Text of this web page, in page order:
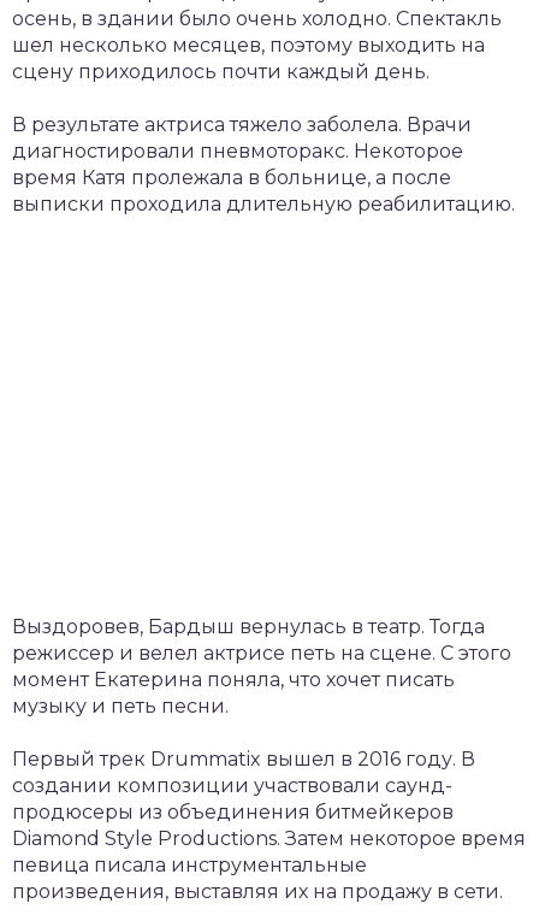
осень, в здании было очень холодно. Спектакль
шел несколько месяцев, поэтому выходить на
сцену приходилось почти каждый день.
В результате актриса тяжело заболела. Врачи
диагностировали пневмоторакс. Некоторое
время Катя пролежала в больнице, а после
выписки проходила длительную реабилитацию.
Выздоровев, Бардыш вернулась в театр. Тогда
режиссер и велел актрисе петь на сцене. С этого
момент Екатерина поняла, что хочет писать
музыку и петь песни.
Первый трек Drummatix вышел в 2016 году. В
создании композиции участвовали саунд-
продюсеры из объединения битмейкеров
Diamond Style Productions. Затем некоторое время
певица писала инструментальные
произведения, выставляя их на продажу в сети.